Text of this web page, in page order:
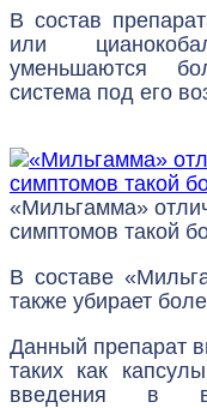
В состав
или
уменьшаются
система под его
«Мильгамма»
симптомов такой
В составе
также убирает
Данный препарат
таких как
введения в